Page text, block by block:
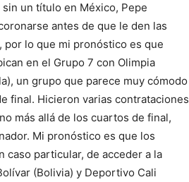
un título en México, Pepe
antes de que le den las
por lo que mi pronóstico es que
en el Grupo 7 con Olimpia
un grupo que parece muy cómodo
final. Hicieron varias contrataciones
más allá de los cuartos de final,
Mi pronóstico es que los
caso particular, de acceder a la
(Bolivia) y Deportivo Cali